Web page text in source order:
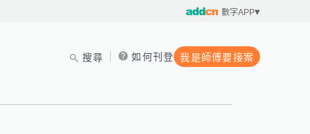
數字APP
搜尋 如何刊登 我是師傅要接案